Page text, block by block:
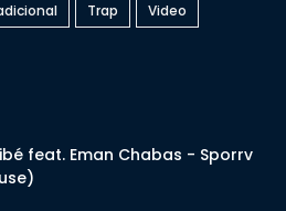
Trap Video
feat. Eman Chabas - Sporrv